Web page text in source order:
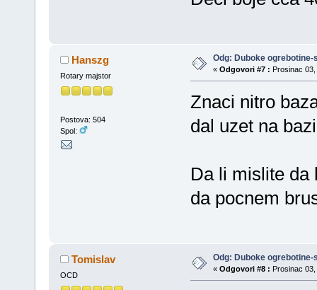
Hanszg
Rotary majstor
Postova: 504
Spol:
Odg: Duboke ogrebotine-
« Odgovori #7 : Prosinac
Znaci nitro
dal uzet na
Da li mislite da
da pocnem
Tomislav
OCD
Odg: Duboke ogrebotine-
« Odgovori #8 : Prosinac